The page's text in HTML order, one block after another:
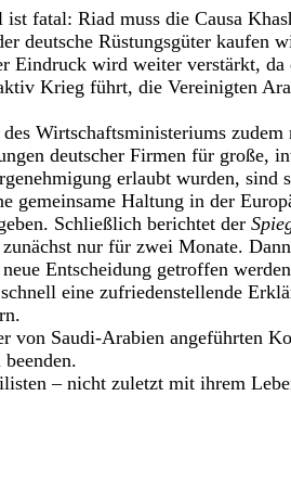
fatal: Riad muss die Causa
deutsche Rüstungsgüter kaufen
Eindruck wird weiter verstärkt, da
Krieg führt, die Vereinigten
Wirtschaftsministeriums zudem
deutscher Firmen für große,
erlaubt wurden, sind
gemeinsame Haltung in der
Schließlich berichtet der
nur für zwei Monate.
Entscheidung getroffen
eine zufriedenstellende
von Saudi-Arabien angeführten
– nicht zuletzt mit ihrem